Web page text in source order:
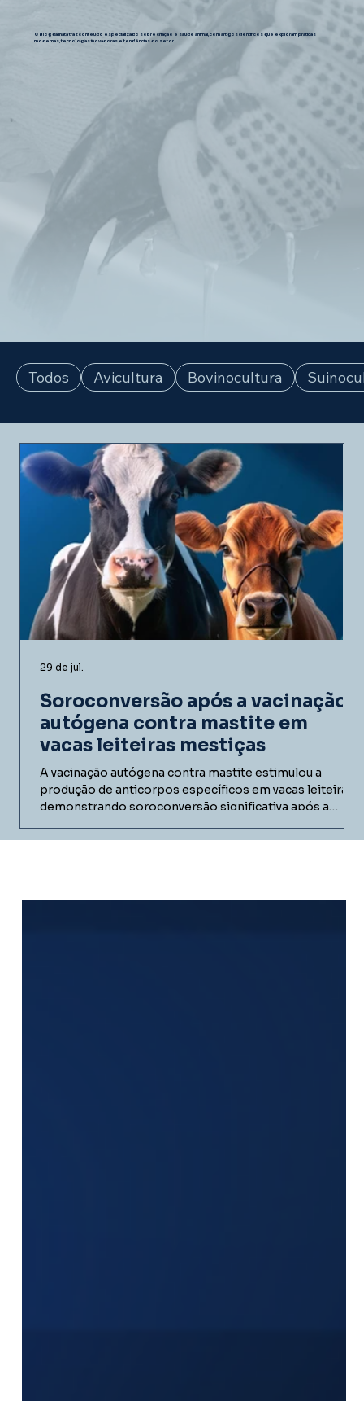
O Blog da Inata traz conteúdo especializado sobre criação e saúde animal, com artigos científicos que exploram práticas
modernas, tecnologias inovadoras e tendências do setor.
Todos Avicultura Bovinocultura
Soroconversão após a vacinação
autógena contra mastite em
vacas leiteiras mestiças
A vacinação autógena contra mastite estimulou a
produção de anticorpos específicos em vacas leiteiras,
demonstrando soroconversão significativa após a
em fazenda comercial e entenda como vacinas
29 de jul.